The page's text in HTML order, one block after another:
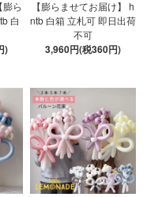
ら
白
)
【膨らませてお届け】 h
ntb 白箱 立札可 即日出荷
不可
3,960円(税360円)